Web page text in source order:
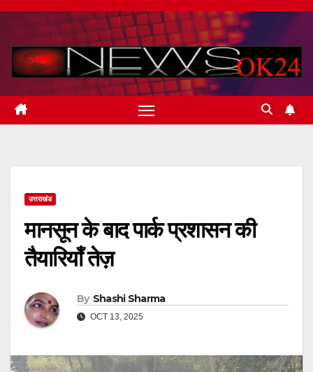
Skip
content
उत्तराखंड
मानसून के बाद पार्क प्रशासन की
तैयारियाँ तेज़
By Shashi Sharma
OCT 13, 2025